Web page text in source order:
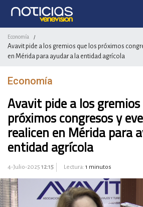
Economía /
Avavit pide a los gremios que los próximos
en Mérida para ayudar a la entidad agrícola
Economía
Avavit pide a los
próximos congresos y
realicen en Mérida para
entidad agrícola
4-Julio-2025 12:15 Lectura: 1 minutos